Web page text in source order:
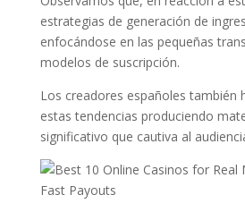
estrategias de generación de
enfocándose en las pequeñas
modelos de suscripción.
Los creadores españoles también
estas tendencias produciendo
significativo que cautiva al